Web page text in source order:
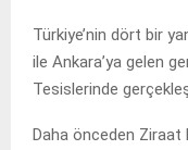
Türkiye’nin dört bir
ile Ankara’ya gelen
Tesislerinde
Daha önceden Ziraat